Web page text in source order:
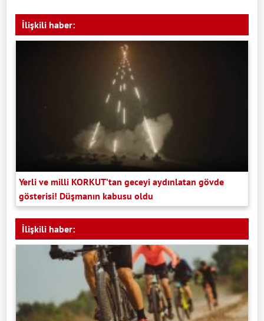
İlişkili haber:
Yerli ve milli KORKUT’tan geceyi aydınlatan gövde
gösterisi! Düşmanın kabusu oldu
İlişkili haber: